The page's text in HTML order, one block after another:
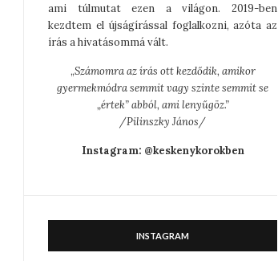
ami túlmutat ezen a világon. 2019-ben
kezdtem el újságírással foglalkozni, azóta az
írás a hivatásommá vált.
„Számomra az írás ott kezdődik, amikor
gyermekmódra semmit vagy szinte semmit se
„értek” abból, ami lenyűgöz.”
/Pilinszky János/
Instagram: @keskenykorokben
INSTAGRAM